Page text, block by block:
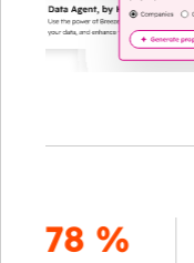
78 %